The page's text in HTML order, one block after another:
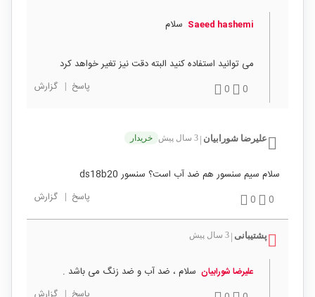
Saeed hashemi سلام
می توانید استفاده کنید البته دقت نیز تغیر خواهد کرد
0
0 پاسخ | گزارش
علیرضا شورابیان 3 سال پیش خریدار
سلام سیم سنسور هم ضد آب است؟ سنسور ds18b20
0
0 پاسخ | گزارش
پشتیبانی 3 سال پیش
علیرضا شورابیان سلام ، ضد آب و ضد زنگ می باشد .